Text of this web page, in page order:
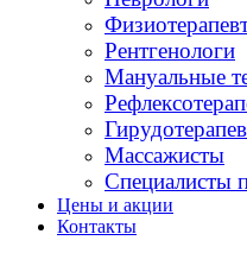
Рентгенологи
Мануальные
Массажисты
Специалисты
Цены и акции
Контакты